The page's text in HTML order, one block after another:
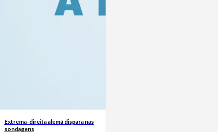
Extrema-direita alemã dispara nas
sondagens